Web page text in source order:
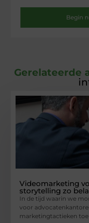
Begin
Gerelateerde
Videomarketing
storytelling zo
In de tijd waarin we
voor
marketingtactieken